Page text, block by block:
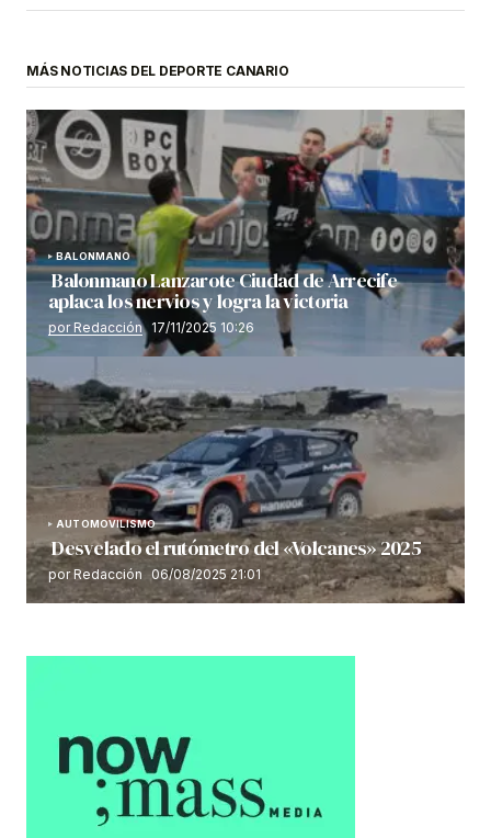
MÁS NOTICIAS DEL DEPORTE CANARIO
BALONMANO
Balonmano Lanzarote Ciudad de Arrecife
aplaca los nervios y logra la victoria
por Redacción 17/11/2025 10:26
AUTOMOVILISMO
Desvelado el rutómetro del «Volcanes» 2025
por Redacción 06/08/2025 21:01